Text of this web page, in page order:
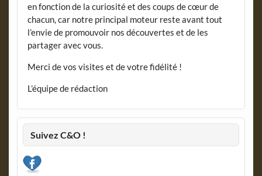
en fonction de la curiosité et des coups de cœur de
chacun, car notre principal moteur reste avant tout
l’envie de promouvoir nos découvertes et de les
partager avec vous.
Merci de vos visites et de votre fidélité !
L’équipe de rédaction
Suivez C&O !